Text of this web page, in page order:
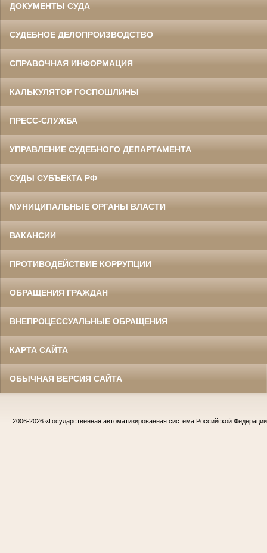
ДОКУМЕНТЫ СУДА
СУДЕБНОЕ ДЕЛОПРОИЗВОДСТВО
СПРАВОЧНАЯ ИНФОРМАЦИЯ
КАЛЬКУЛЯТОР ГОСПОШЛИНЫ
ПРЕСС-СЛУЖБА
УПРАВЛЕНИЕ СУДЕБНОГО ДЕПАРТАМЕНТА
СУДЫ СУБЪЕКТА РФ
МУНИЦИПАЛЬНЫЕ ОРГАНЫ ВЛАСТИ
ВАКАНСИИ
ПРОТИВОДЕЙСТВИЕ КОРРУПЦИИ
ОБРАЩЕНИЯ ГРАЖДАН
ВНЕПРОЦЕССУАЛЬНЫЕ ОБРАЩЕНИЯ
КАРТА САЙТА
ОБЫЧНАЯ ВЕРСИЯ САЙТА
2006-2026 «Государственная автоматизированная система Российской